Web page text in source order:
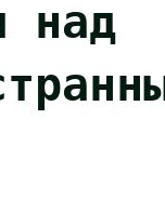
над